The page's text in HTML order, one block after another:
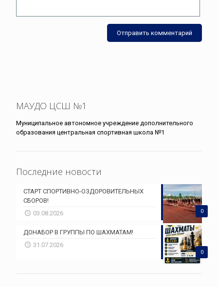
МАУДО ЦСШ №1
Муниципальное автономное учреждение дополнительного
образования центральная спортивная школа №1
Последние новости
0
СТАРТ СПОРТИВНО-ОЗДОРОВИТЕЛЬНЫХ
СБОРОВ!
03.08.2026
0
ДОНАБОР В ГРУППЫ ПО ШАХМАТАМ!
31.07.2026